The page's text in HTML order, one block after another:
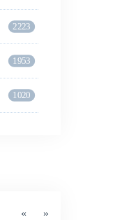
2223
1953
1020
« »